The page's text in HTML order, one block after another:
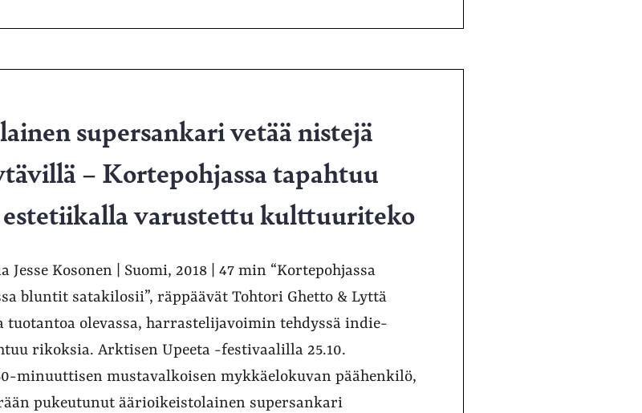
supersankari vetää nistejä
– Kortepohjassa tapahtuu
varustettu kulttuuriteko
Kosonen | Suomi, 2018 | 47 min “Kortepohjassa
bluntit satakilosii”, räppäävät Tohtori Ghetto & Lyttä
tuotantoa olevassa, harrastelijavoimin tehdyssä indie-
rikoksia. Arktisen Upeeta -festivaalilla 25.10.
minuuttisen mustavalkoisen mykkäelokuvan päähenkilö,
pukeutunut äärioikeistolainen supersankari